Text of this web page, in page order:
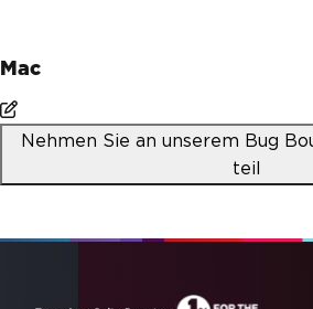
Mac
Nehmen Sie an unserem Bug
teil